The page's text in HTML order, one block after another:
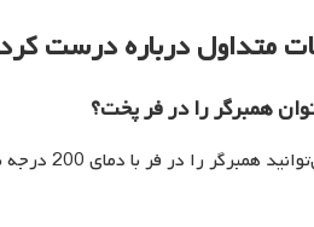
متداول درباره درست
همبرگر را در فر پخت؟